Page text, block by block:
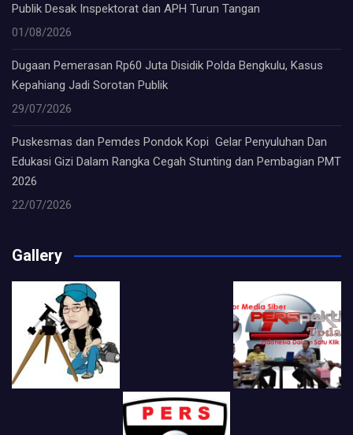
Publik Desak Inspektorat dan APH Turun Tangan
01/08/2026
Dugaan Pemerasan Rp60 Juta Disidik Polda Bengkulu, Kasus
Kepahiang Jadi Sorotan Publik
29/07/2026
Puskesmas dan Pemdes Pondok Kopi Gelar Penyuluhan Dan
Edukasi Gizi Dalam Rangka Cegah Stunting dan Pembagian PMT
2026
22/07/2026
Gallery